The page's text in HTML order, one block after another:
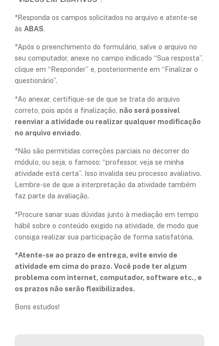
*Responda os campos solicitados no arquivo e atente-se
às ABAS.
*Após o preenchimento do formulário, salve o arquivo no
seu computador, anexe no campo indicado “Sua resposta”,
clique em “Responder” e, posteriormente em “Finalizar o
questionário”.
*Ao anexar, certifique-se de que se trata do arquivo
correto, pois após a finalização, não será possível
reenviar a atividade ou realizar qualquer modificação
no arquivo enviado.
*Não são permitidas correções parciais no decorrer do
módulo, ou seja, o famoso: “professor, veja se minha
atividade está certa”. Isso invalida seu processo avaliativo.
Lembre-se de que a interpretação da atividade também
faz parte da avaliação.
*Procure sanar suas dúvidas junto à mediação em tempo
hábil sobre o conteúdo exigido na atividade, de modo que
consiga realizar sua participação de forma satisfatória.
*Atente-se ao prazo de entrega, evite envio de
atividade em cima do prazo. Você pode ter algum
problema com internet, computador, software etc., e
os prazos não serão flexibilizados.​
Bons estudos!